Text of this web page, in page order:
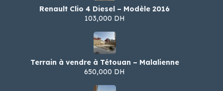
Renault Clio 4 Diesel – Modèle 2016
103,000 DH
Terrain à vendre à Tétouan – Malalienne
650,000 DH